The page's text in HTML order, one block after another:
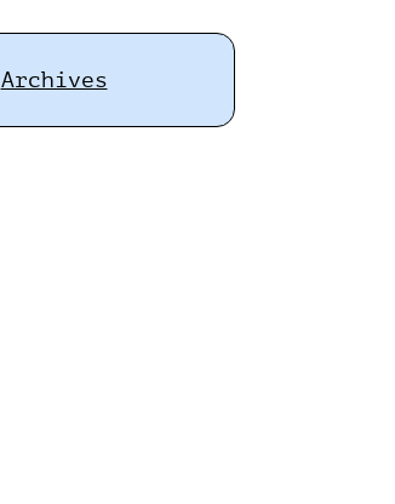
Archives